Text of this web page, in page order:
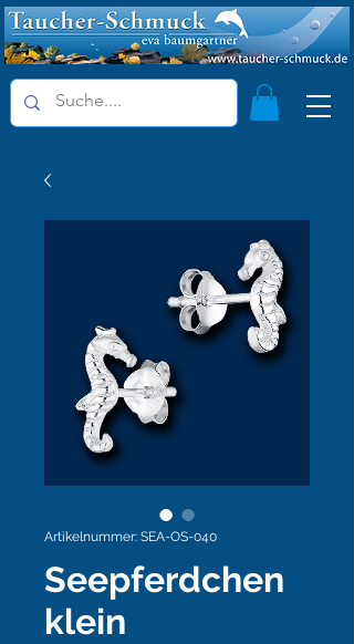
Artikelnummer: SEA-OS-040
Seepferdchen
klein